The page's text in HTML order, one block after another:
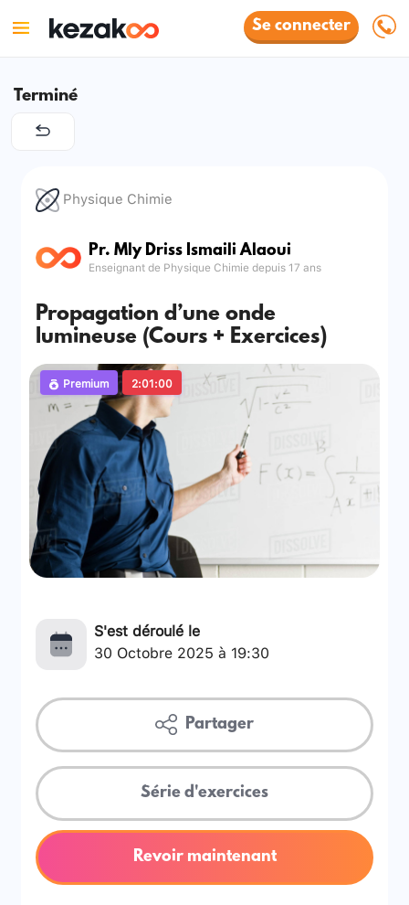
Se connecter
Terminé
Physique Chimie
Pr. Mly Driss Ismaili Alaoui
Enseignant de Physique Chimie depuis 17 ans
Propagation d’une onde
lumineuse (Cours + Exercices)
Premium 2:01:00
S'est déroulé le
30 Octobre 2025 à 19:30
Partager
Série d'exercices
Revoir maintenant